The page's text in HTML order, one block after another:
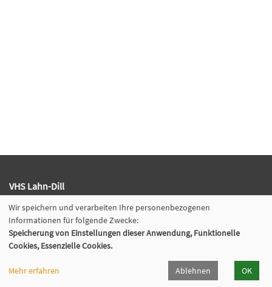
VHS Lahn-Dill
Bahnhofstr. 10 | 35683 Dillenburg
02771 407-7400, 407-7401
info@vhs-lahn-dill.de
Wir speichern und verarbeiten Ihre personenbezogenen
Informationen für folgende Zwecke:
Speicherung von Einstellungen dieser Anwendung, Funktionelle
Cookies, Essenzielle Cookies.
Mehr erfahren Ablehnen OK